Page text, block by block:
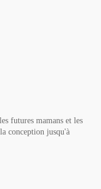
futures mamans et les
conception jusqu'à